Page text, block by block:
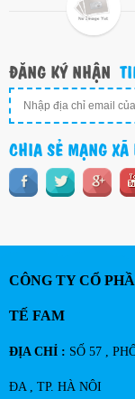
ĐĂNG KÝ NHẬN
CHIA SẺ MẠNG XÃ
CÔNG TY CỔ
TẾ FAM
ĐỊA CHỈ : SỐ 57 ,
ĐA , TP. HÀ NÔI